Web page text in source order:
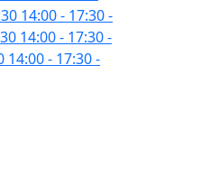
14:00 - 17:30-
14:00 - 17:30-
14:00 - 17:30-